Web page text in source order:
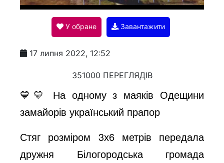
l
a
y
V
i
У обране Завантажити
17 липня 2022, 12:52
351000 ПЕРЕГЛЯДІВ
💙💛 На одному з маяків Одещини
замайорів український прапор
Стяг розміром 3х6 метрів передала
дружня Білогородська громада